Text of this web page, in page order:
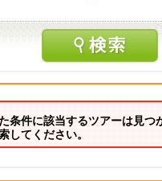
条件に該当するツアーは見つ
してください。